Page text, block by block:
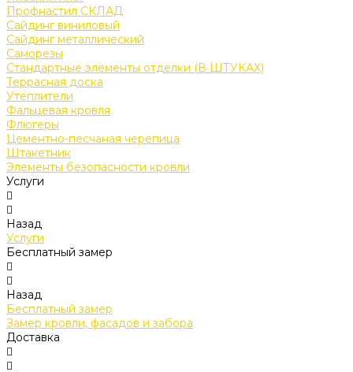
Профнастил СКЛАД
Сайдинг виниловый
Сайдинг металлический
Саморезы
Стандартные элементы отделки (В ШТУКАХ)
Террасная доска
Утеплители
Фальцевая кровля
Флюгеры
Цементно-песчаная черепица
Штакетник
Элементы безопасности кровли
Услуги
Назад
Услуги
Бесплатный замер
Назад
Бесплатный замер
Замер кровли, фасадов и забора
Доставка